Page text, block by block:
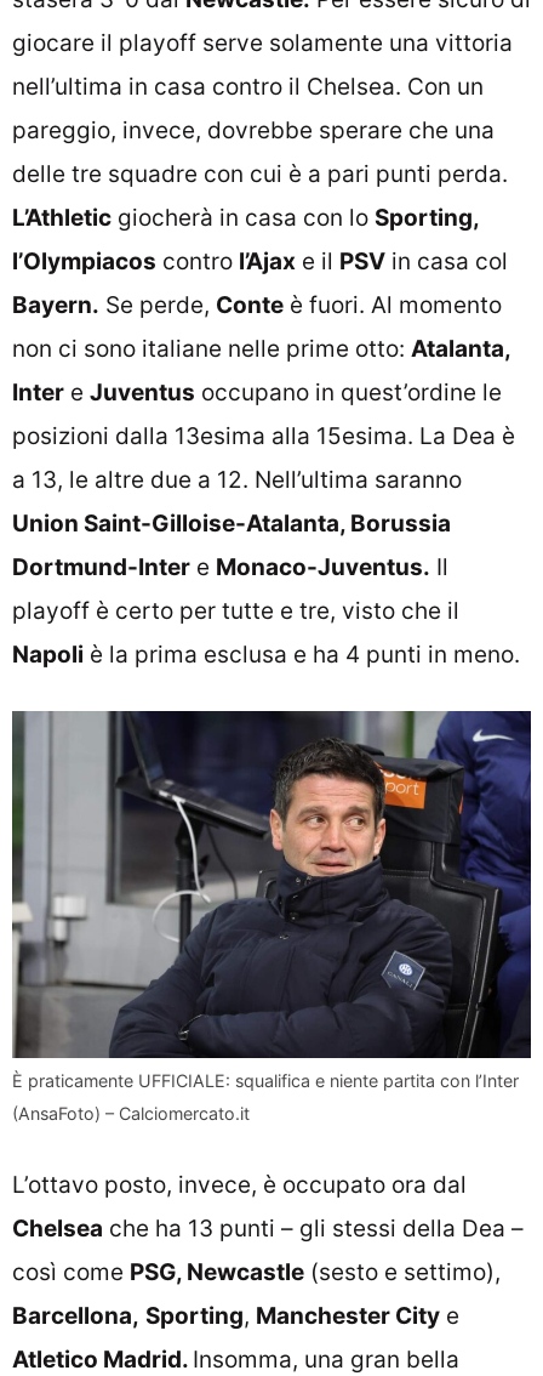
giocare il playoff serve solamente una vittoria
nell’ultima in casa contro il Chelsea. Con un
pareggio, invece, dovrebbe sperare che una
delle tre squadre con cui è a pari punti perda.
L’Athletic giocherà in casa con lo Sporting,
l’Olympiacos contro l’Ajax e il PSV in casa col
Bayern. Se perde, Conte è fuori. Al momento
non ci sono italiane nelle prime otto: Atalanta,
Inter e Juventus occupano in quest’ordine le
posizioni dalla 13esima alla 15esima. La Dea è
a 13, le altre due a 12. Nell’ultima saranno
Union Saint-Gilloise-Atalanta, Borussia
Dortmund-Inter e Monaco-Juventus. Il
playoff è certo per tutte e tre, visto che il
Napoli è la prima esclusa e ha 4 punti in meno.
È praticamente UFFICIALE: squalifica e niente partita con l’Inter
(AnsaFoto) – Calciomercato.it
L’ottavo posto, invece, è occupato ora dal
Chelsea che ha 13 punti – gli stessi della Dea –
così come PSG, Newcastle (sesto e settimo),
Barcellona, Sporting, Manchester City e
Atletico Madrid. Insomma, una gran bella